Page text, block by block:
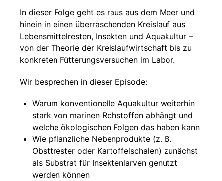
In dieser Folge geht es raus aus dem Meer und
hinein in einen überraschenden Kreislauf aus
Lebensmittelresten, Insekten und Aquakultur –
von der Theorie der Kreislaufwirtschaft bis zu
konkreten Fütterungsversuchen im Labor.
Wir besprechen in dieser Episode:
Warum konventionelle Aquakultur weiterhin
stark von marinen Rohstoffen abhängt und
welche ökologischen Folgen das haben kann
Wie pflanzliche Nebenprodukte (z. B.
Obsttrester oder Kartoffelschalen) zunächst
als Substrat für Insektenlarven genutzt
werden können